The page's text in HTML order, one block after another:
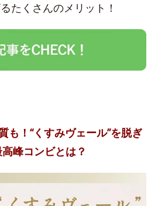
たくさんのメリット！
も！“くすみヴェール”を脱ぎ
峰コンビとは？